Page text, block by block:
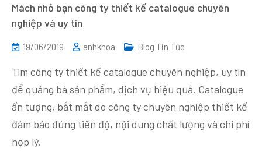
Mách nhỏ bạn công ty thiết kế catalogue chuyên
nghiệp và uy tín
19/06/2019 anhkhoa Blog Tin Tức
Tìm công ty thiết kế catalogue chuyên nghiệp, uy tín
để quảng bá sản phẩm, dịch vụ hiệu quả. Catalogue
ấn tượng, bắt mắt do công ty chuyên nghiệp thiết kế
đảm bảo đúng tiến độ, nội dung chất lượng và chi phí
hợp lý.